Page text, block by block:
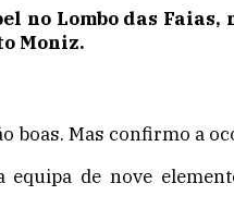
Lombo das
Moniz.
boas. Mas confirmo a
de nove